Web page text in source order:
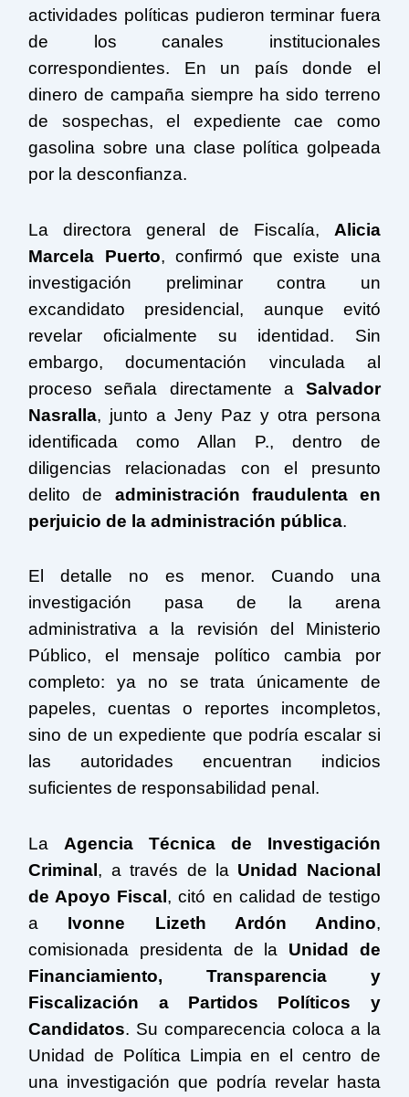
actividades políticas pudieron terminar fuera
de los canales institucionales
correspondientes. En un país donde el
dinero de campaña siempre ha sido terreno
de sospechas, el expediente cae como
gasolina sobre una clase política golpeada
por la desconfianza.
La directora general de Fiscalía, Alicia
Marcela Puerto, confirmó que existe una
investigación preliminar contra un
excandidato presidencial, aunque evitó
revelar oficialmente su identidad. Sin
embargo, documentación vinculada al
proceso señala directamente a Salvador
Nasralla, junto a Jeny Paz y otra persona
identificada como Allan P., dentro de
diligencias relacionadas con el presunto
delito de administración fraudulenta en
perjuicio de la administración pública.
El detalle no es menor. Cuando una
investigación pasa de la arena
administrativa a la revisión del Ministerio
Público, el mensaje político cambia por
completo: ya no se trata únicamente de
papeles, cuentas o reportes incompletos,
sino de un expediente que podría escalar si
las autoridades encuentran indicios
suficientes de responsabilidad penal.
La Agencia Técnica de Investigación
Criminal, a través de la Unidad Nacional
de Apoyo Fiscal, citó en calidad de testigo
a Ivonne Lizeth Ardón Andino,
comisionada presidenta de la Unidad de
Financiamiento, Transparencia y
Fiscalización a Partidos Políticos y
Candidatos. Su comparecencia coloca a la
Unidad de Política Limpia en el centro de
una investigación que podría revelar hasta